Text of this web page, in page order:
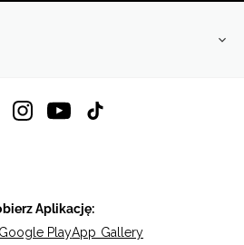
Aplikację:
Google PlayApp Gallery